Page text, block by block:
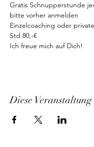
Gratis Schnupperstunde
bitte vorher anmelden
Einzelcoaching oder
Std 80,-€
Ich freue mich auf Dich!
Diese